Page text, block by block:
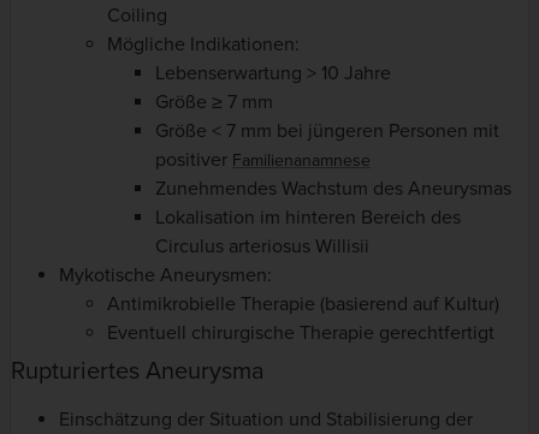
Coiling
Mögliche Indikationen:
Lebenserwartung > 10 Jahre
Größe ≥ 7 mm
Größe < 7 mm bei jüngeren Personen mit
positiver Familienanamnese
Zunehmendes Wachstum des Aneurysmas
Lokalisation im hinteren Bereich des
Circulus arteriosus Willisii
Mykotische Aneurysmen:
Antimikrobielle Therapie (basierend auf Kultur)
Eventuell chirurgische Therapie gerechtfertigt
Rupturiertes Aneurysma
Einschätzung der Situation und Stabilisierung der